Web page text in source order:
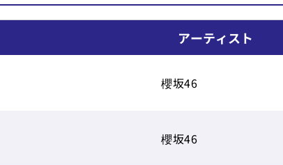
アーティスト
櫻坂46
櫻坂46